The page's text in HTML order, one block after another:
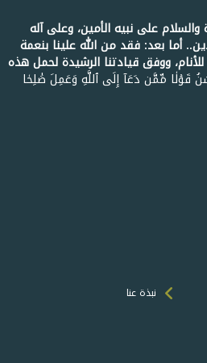
والسلام على نبيه الأمين، وعلى آله
أما بعد: فقد من الله علينا بنعمة
للأنام، ووفق قيادتنا الرشيدة لحمل هذه
قَوۡلٗا مِّمَّن دَعَآ إِلَى ٱللَّهِ وَعَمِلَ صَٰلِحٗا
نبذة عنا